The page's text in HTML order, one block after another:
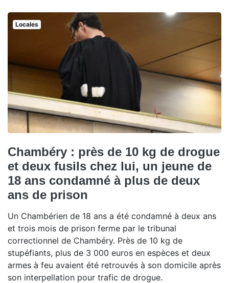
Locales
Chambéry : près de 10 kg de drogue
et deux fusils chez lui, un jeune de
18 ans condamné à plus de deux
ans de prison
Un Chambérien de 18 ans a été condamné à deux ans
et trois mois de prison ferme par le tribunal
correctionnel de Chambéry. Près de 10 kg de
stupéfiants, plus de 3 000 euros en espèces et deux
armes à feu avaient été retrouvés à son domicile après
son interpellation pour trafic de drogue.